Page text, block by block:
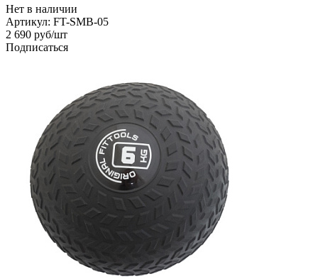
Нет в наличии
Артикул: FT-SMB-05
2 690 руб/шт
Подписаться